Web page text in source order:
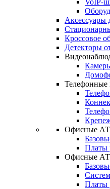
VoIP-
Аксессуары
Кроссовое
Детекторы
Телефонные
Офисные
Платы
Офисные
Платы